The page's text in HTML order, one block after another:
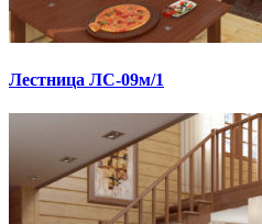
Лестница ЛС-09м/1